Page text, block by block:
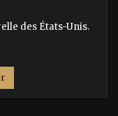
des États-Unis.